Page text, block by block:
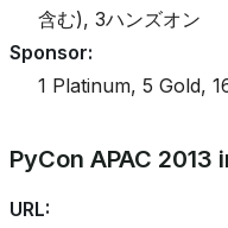
含む), 3ハンズオン
Sponsor:
1 Platinum, 5 Gold,
PyCon APAC 2013
URL: